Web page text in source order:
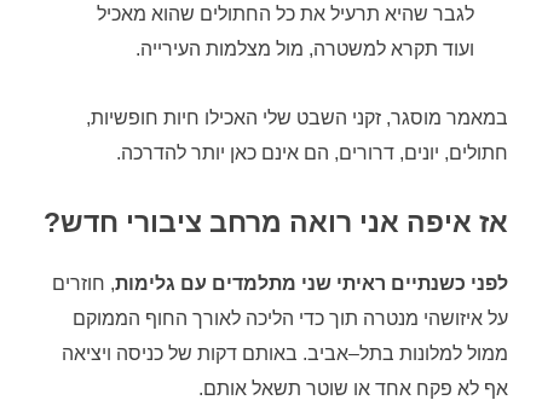
לגבר שהיא תרעיל את כל החתולים שהוא מאכיל
ועוד תקרא למשטרה, מול מצלמות העירייה.
במאמר מוסגר, זקני השבט שלי האכילו חיות חופשיות,
חתולים, יונים, דרורים, הם אינם כאן יותר להדרכה.
אז איפה אני רואה מרחב ציבורי חדש?
לפני כשנתיים ראיתי שני מתלמדים עם גלימות, חוזרים
על איזושהי מנטרה תוך כדי הליכה לאורך החוף הממוקם
ממול למלונות בתל–אביב. באותם דקות של כניסה ויציאה
אף לא פקח אחד או שוטר תשאל אותם.